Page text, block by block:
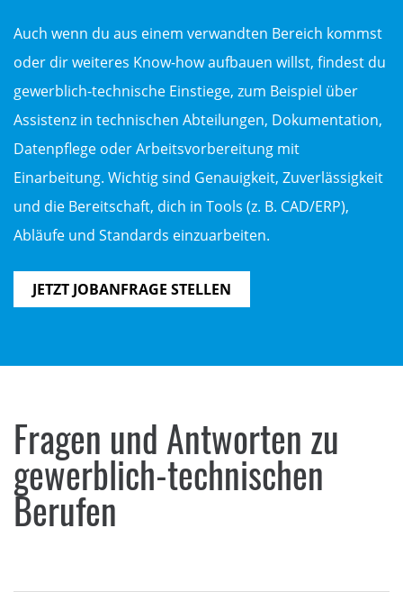
Auch wenn du aus einem verwandten Bereich kommst
oder dir weiteres Know-how aufbauen willst, findest du
gewerblich-technische Einstiege, zum Beispiel über
Assistenz in technischen Abteilungen, Dokumentation,
Datenpflege oder Arbeitsvorbereitung mit
Einarbeitung. Wichtig sind Genauigkeit, Zuverlässigkeit
und die Bereitschaft, dich in Tools (z. B. CAD/ERP),
Abläufe und Standards einzuarbeiten.
JETZT JOBANFRAGE STELLEN
Fragen und Antworten zu
gewerblich-technischen
Berufen